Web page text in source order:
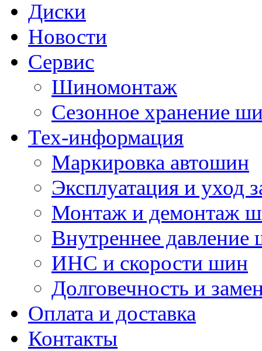
Диски
Новости
Сервис
Шиномонтаж
Сезонное хранение
Тех-информация
Маркировка автошин
Эксплуатация и уход
Монтаж и демонтаж
Внутреннее давление
ИНС и скорости шин
Долговечность и
Оплата и доставка
Контакты